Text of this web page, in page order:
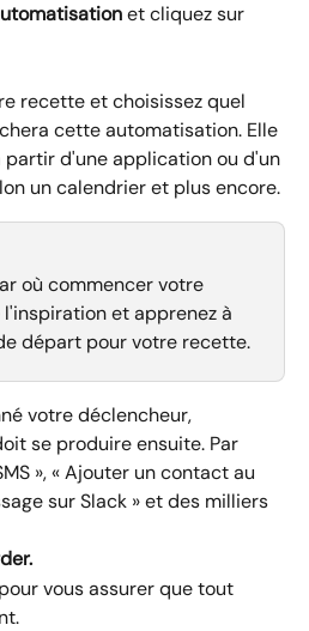
et cliquez sur
recette et choisissez quel
cette automatisation. Elle
d'une application ou d'un
un calendrier et plus encore.
où commencer votre
et apprenez à
départ pour votre recette.
votre déclencheur,
se produire ensuite. Par
», « Ajouter un contact au
sur Slack » et des milliers
vous assurer que tout